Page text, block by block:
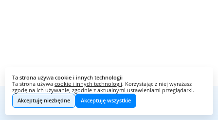
Ta strona używa cookie i innych technologii
Ta strona używa cookie i innych technologii. Korzystając z niej wyrażasz
zgodę na ich używanie, zgodnie z aktualnymi ustawieniami przeglądarki.
Akceptuję niezbędne
Akceptuję wszystkie
Stworzone naWebankieta